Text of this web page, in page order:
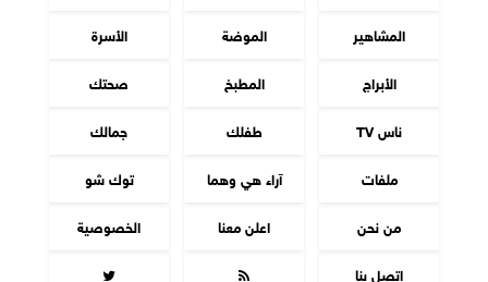
المشاهير
الموضة
الأسرة
الأبراج
المطبخ
صحتك
ناس TV
طفلك
جمالك
ملفات
آراء هي وهما
توك شو
من نحن
اعلن معنا
الخصوصية
اتصل بنا

